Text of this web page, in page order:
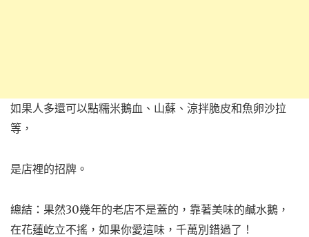
如果人多還可以點糯米鵝血、山蘇、涼拌脆皮和魚卵沙拉
等，
是店裡的招牌。
總結：果然30幾年的老店不是蓋的，靠著美味的鹹水鵝，
在花蓮屹立不搖，如果你愛這味，千萬別錯過了！